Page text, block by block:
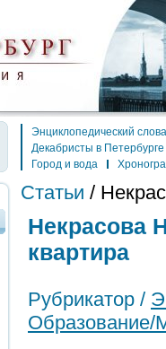
Энциклопедический
Декабристы в Петербурге
Город и вода
Статьи /
Некрасова
квартира
Рубрикатор /
Образование/